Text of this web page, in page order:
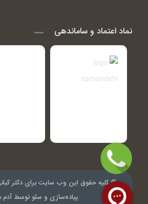
نماد اعتماد و ساماندهی
© کلیه حقوق این وب سایت برای دکتر
پیاده‌سازی و سئو توسط آدم